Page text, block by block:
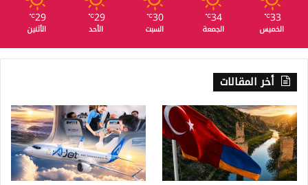
33
℃
الخميس
34
℃
الجمعة
30
℃
السبت
29
℃
الأحد
29
℃
الأثنين
أخر المقالات